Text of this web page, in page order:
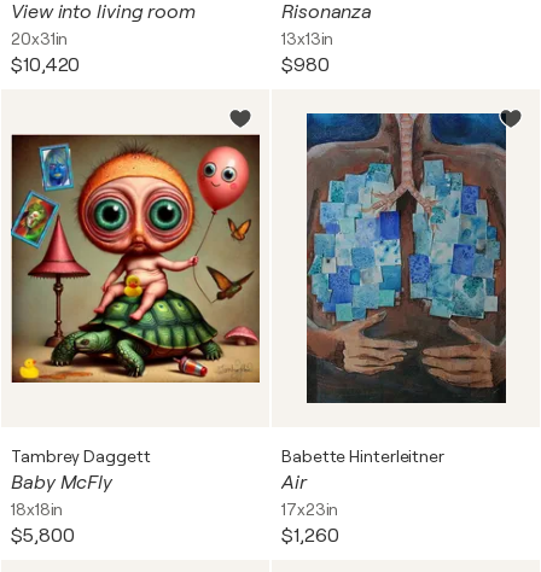
View into living room
20x31in
$10,420
Risonanza
13x13in
$980
Tambrey Daggett
Baby McFly
18x18in
$5,800
Babette Hinterleitner
Air
17x23in
$1,260